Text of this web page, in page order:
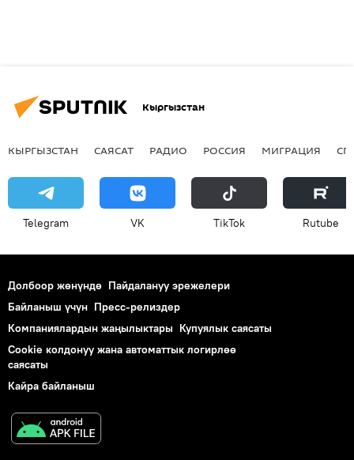
Кыргызстан
КЫРГЫЗСТАН САЯСАТ РАДИО РОССИЯ МИГРАЦИЯ
Telegram VK ТikТоk Rutube
Долбоор жөнүндө Пайдалануу эрежелери
Байланыш үчүн Пресс-релиздер
Компаниялардын жаңылыктары Купуялык саясаты
Cookie колдонуу жана автоматтык логирлөө
саясаты
Кайра байланыш